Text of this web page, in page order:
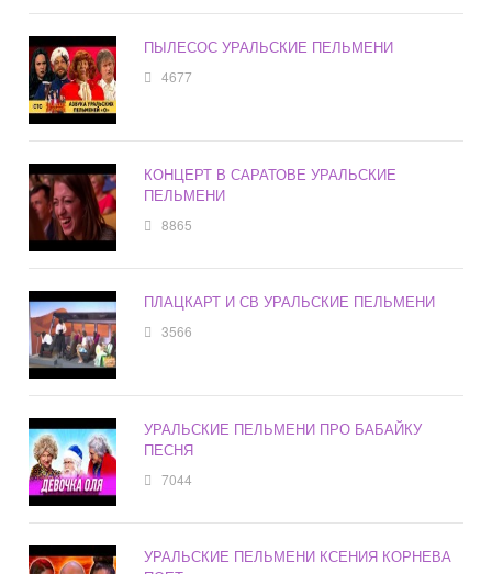
ПЫЛЕСОС УРАЛЬСКИЕ ПЕЛЬМЕНИ
4677
КОНЦЕРТ В САРАТОВЕ УРАЛЬСКИЕ
ПЕЛЬМЕНИ
8865
ПЛАЦКАРТ И СВ УРАЛЬСКИЕ ПЕЛЬМЕНИ
3566
УРАЛЬСКИЕ ПЕЛЬМЕНИ ПРО БАБАЙКУ
ПЕСНЯ
7044
УРАЛЬСКИЕ ПЕЛЬМЕНИ КСЕНИЯ КОРНЕВА